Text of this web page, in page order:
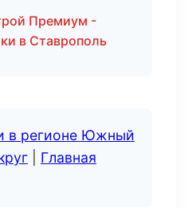
Премиум -
в Ставрополь
в регионе Южный
Главная